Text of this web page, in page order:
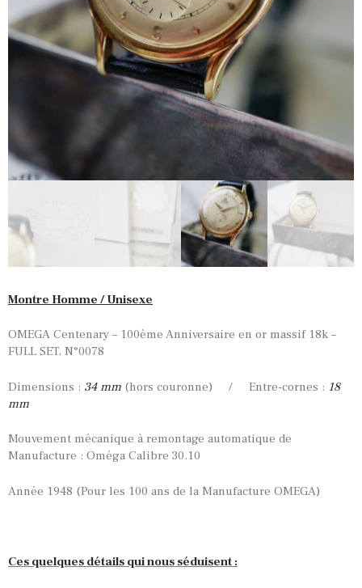
Montre Homme / Unisexe
OMEGA Centenary – 100ème Anniversaire en or massif 18k –
FULL SET, N°0078
Dimensions : 34 mm (hors couronne) / Entre-cornes : 18
mm
Mouvement mécanique à remontage automatique de
Manufacture : Oméga Calibre 30.10
Année 1948 (Pour les 100 ans de la Manufacture OMEGA)
Ces quelques détails qui nous séduisent :